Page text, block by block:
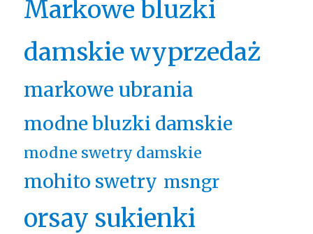
Markowe bluzki
damskie wyprzedaż
markowe ubrania
modne bluzki damskie
modne swetry damskie
mohito swetry msngr
orsay sukienki